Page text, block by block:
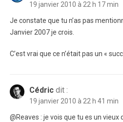
19 janvier 2010 à 22 h 17 min
Je constate que tu n’as pas
Janvier 2007 je crois.
C’est vrai que ce n’était pas un «
Cédric dit :
19 janvier 2010 à 22 h 41 min
@Reaves : je vois que tu es un vieux